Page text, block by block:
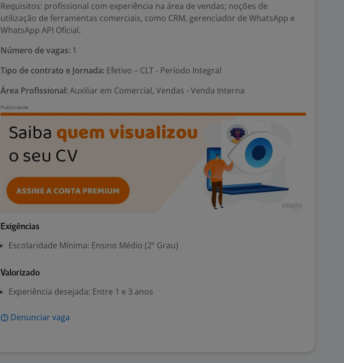
Requisitos: profissional com experiência na área de vendas; noções de
utilização de ferramentas comerciais, como CRM, gerenciador de WhatsApp e
WhatsApp API Oficial.
Número de vagas: 1
Tipo de contrato e Jornada: Efetivo – CLT - Período Integral
Área Profissional: Auxiliar em Comercial, Vendas - Venda Interna
Exigências
Escolaridade Mínima: Ensino Médio (2º Grau)
Valorizado
Experiência desejada: Entre 1 e 3 anos
Denunciar vaga